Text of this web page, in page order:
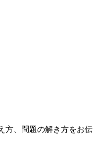
方、問題の解き方をお伝